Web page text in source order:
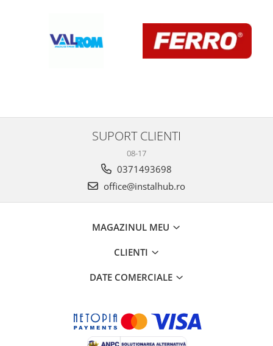
SUPORT CLIENTI
08-17
0371493698
office@instalhub.ro
MAGAZINUL MEU
CLIENTI
DATE COMERCIALE